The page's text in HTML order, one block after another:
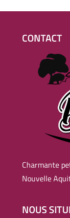
CONTACT
Charmante
Nouvelle
NOUS